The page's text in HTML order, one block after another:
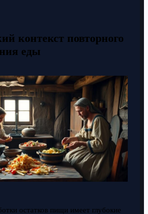
контекст повторного
еды
остатков пищи имеет глубокие